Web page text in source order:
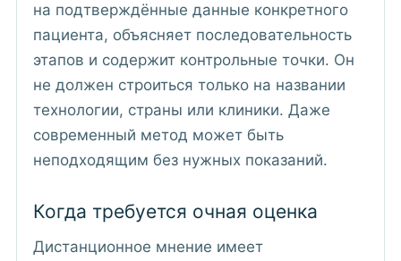
на подтверждённые данные конкретного
пациента, объясняет последовательность
этапов и содержит контрольные точки. Он
не должен строиться только на названии
технологии, страны или клиники. Даже
современный метод может быть
неподходящим без нужных показаний.
Когда требуется очная оценка
Дистанционное мнение имеет